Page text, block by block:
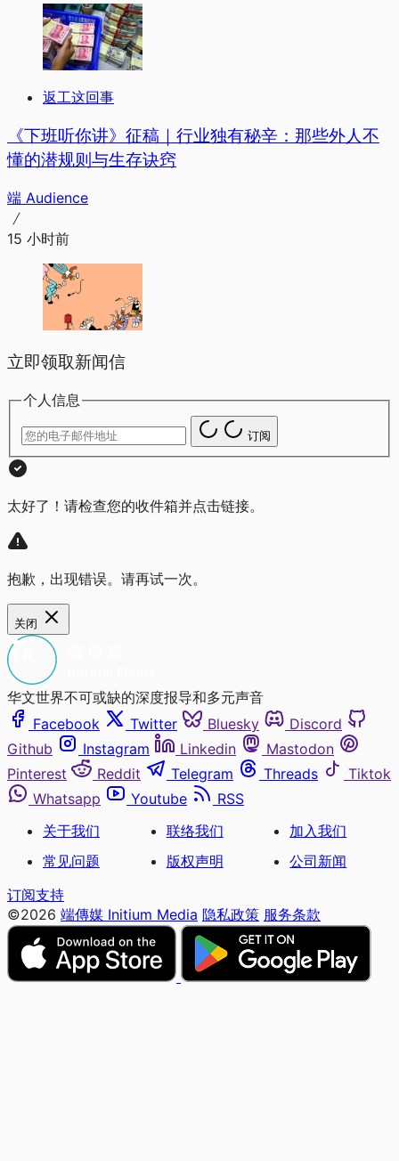
返工这回事
《下班听你讲》征稿｜行业独有秘辛：那些外人不
懂的潜规则与生存诀窍
端 Audience
15 小时前
立即领取新闻信
个人信息
订阅
太好了！请检查您的收件箱并点击链接。
抱歉，出现错误。请再试一次。
关闭
华文世界不可或缺的深度报导和多元声音
Facebook
Twitter Bluesky
Discord
Github
Instagram Linkedin
Mastodon
Pinterest
Reddit Telegram Threads
Tiktok
Whatsapp
Youtube
RSS
关于我们
联络我们
加入我们
常见问题
版权声明
公司新闻
订阅支持
©2026 端傳媒 Initium Media 隐私政策 服务条款